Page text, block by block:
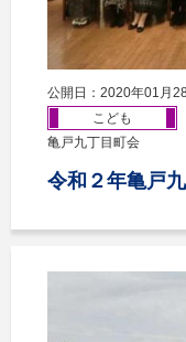
公開日：2020年01月
こども
亀戸九丁目町会
令和２年亀戸